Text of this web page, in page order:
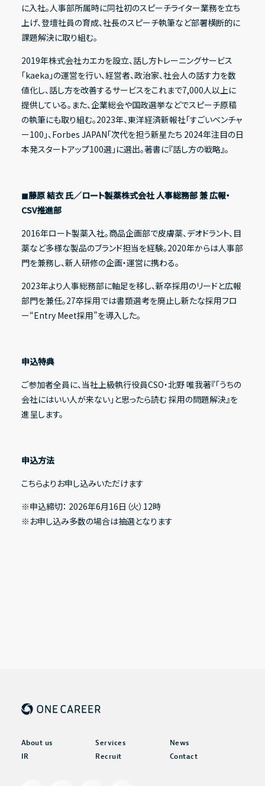
に入社。人事部所属時に同社初のスピーチライター業務を立ち
上げ、登壇社員の育成、社長のスピーチ執筆など部署横断的に
課題解決に取り組む。
2019年株式会社カエカを設立、話し方トレーニングサービス
「kaeka」の運営を行い、経営者、政治家、社会人の話す力を数
値化し、話し方を改善するサービスをこれまで7,000人以上に
提供している。また、企業総会や国政選挙などでスピーチ原稿
の執筆にも取り組む。2023年、東洋経済新報社「すごいベンチャ
ー100」、Forbes JAPAN「次代を担う新星たち 2024年注目の日
本発スタートアップ100選」に選出。著書に『話し方の戦略』。
◼︎藤原 結衣 氏／ロート製薬株式会社 人事総務部 兼 広報・
CSV推進部
2016年ロート製薬入社。商品企画部で皮膚薬、デオドラント、目
薬など多様な製品のブランド担当を経験。2020年からは人事部
門を兼務し、新人研修の企画・運営に携わる。
2023年より人事総務部に軸足を移し、新卒採用のリードと広報
部門を兼任。27卒採用では書類選考を廃止し新たな採用フロ
ー“Entry Meet採用”を導入した。
申込特典
ご参加者全員に、当社上級執行役員CSO・北野 唯我著『「うちの
会社にはいい人が来ない」と思ったら読む 採用の問題解決』を
進呈します。
申込方法
こちらよりお申し込みいただけます
※申込締切： 2026年6月16日（火）12時
※お申し込み多数の場合は抽選となります
About us Services
News
IR
Recruit Contact